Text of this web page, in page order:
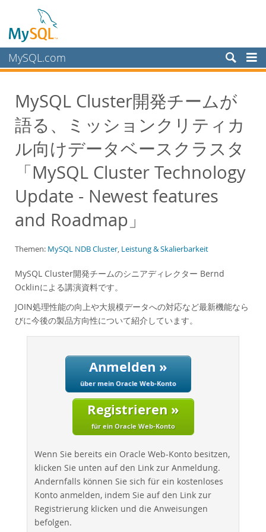
MySQL.com
Schulung, Beratung, Support
Partner
Kunden
Warum MySQL?
White Papers
Presentations
Videos
Books
Performance
Benchmarks
Migration
TCO Savings
Industries
Neues & Termine
MySQL Cluster開発チームが
語る、ミッションクリティカ
ル向けデータベースクラスタ
「MySQL Cluster Technology
Update - Newest features
and Roadmap」
Themen: MySQL NDB Cluster, Leistung & Skalierbarkeit
MySQL Cluster開発チームのシニアディレクター Bernd
Ocklinによる講演資料です。
JOIN処理性能の向上や大規模データへの対応など最新機能なら
びに今後の製品方向性について紹介しています。
Anmelden »
über mein Oracle Web-Konto
Registrieren »
für ein Oracle Web-Konto
Wenn Sie bereits ein Oracle Web-Konto besitzen,
klicken Sie unten auf den Link zur Anmeldung.
Andernfalls können Sie sich für ein kostenloses
Konto anmelden, indem Sie auf den Link zur
Registrierung klicken und die Anweisungen
befolgen.